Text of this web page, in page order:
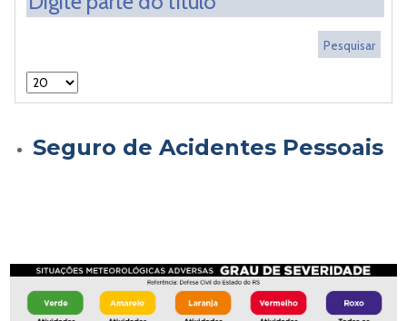
Seguro de Acidentes Pessoais